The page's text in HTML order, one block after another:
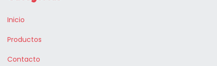
Inicio
Productos
Contacto